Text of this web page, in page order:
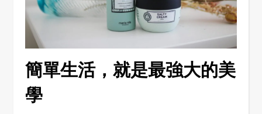
簡單生活，就是最強大的美
學